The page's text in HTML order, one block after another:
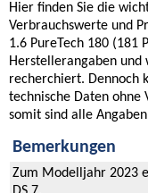
Hier finden Sie die
Verbrauchswerte und
1.6 PureTech 180 (181
Herstellerangaben
recherchiert. Dennoch
technische Daten ohne
somit sind alle
Bemerkungen
Zum Modelljahr 2023